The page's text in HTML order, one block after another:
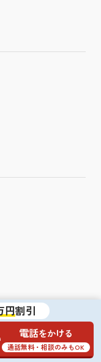
円割引
電話をかける
通話無料・相談のみもOK